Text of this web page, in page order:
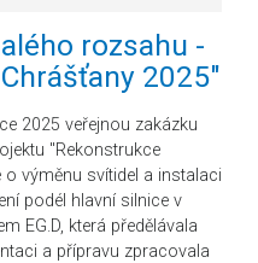
rozsahu -
2025"
2025 veřejnou zakázku
"Rekonstrukce
výměnu svítidel a instalaci
podél hlavní silnice v
EG.D, která předělávala
a přípravu zpracovala